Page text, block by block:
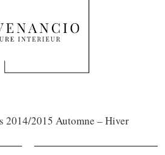
2014/2015 Automne – Hiver